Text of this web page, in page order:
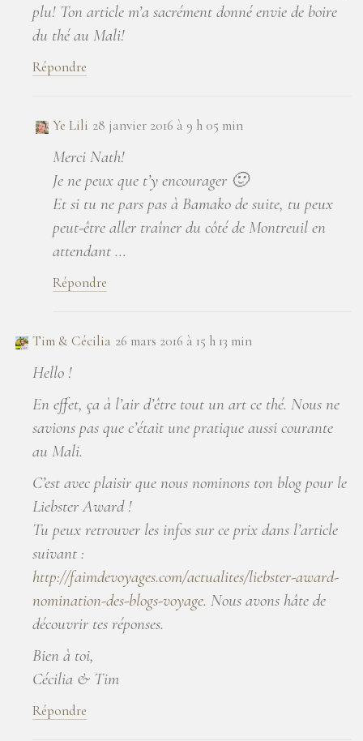
plu! Ton article m’a sacrément donné envie de boire
du thé au Mali!
Répondre
Ye Lili 28 janvier 2016 à 9 h 05 min
Merci Nath!
Je ne peux que t’y encourager 🙂
Et si tu ne pars pas à Bamako de suite, tu peux
peut-être aller traîner du côté de Montreuil en
attendant …
Répondre
Tim & Cécilia 26 mars 2016 à 15 h 13 min
Hello !
En effet, ça à l’air d’être tout un art ce thé. Nous ne
savions pas que c’était une pratique aussi courante
au Mali.
C’est avec plaisir que nous nominons ton blog pour le
Liebster Award !
Tu peux retrouver les infos sur ce prix dans l’article
suivant :
http://faimdevoyages.com/actualites/liebster-award-
nomination-des-blogs-voyage. Nous avons hâte de
découvrir tes réponses.
Bien à toi,
Cécilia & Tim
Répondre